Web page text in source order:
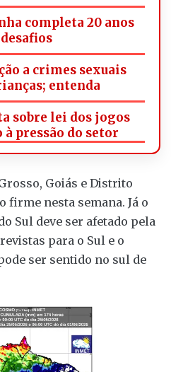
completa 20 anos
a crimes sexuais
entenda
sobre lei dos jogos
à pressão do setor
Goiás e Distrito
firme nesta semana. Já o
Sul deve ser afetado pela
para o Sul e o
ser sentido no sul de